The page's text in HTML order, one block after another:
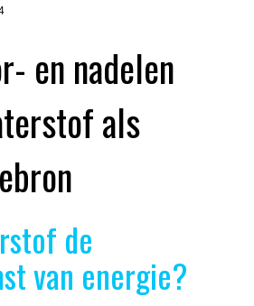
en nadelen
als
de
van energie?